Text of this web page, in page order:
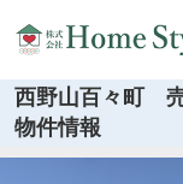
西野山百々町
物件情報